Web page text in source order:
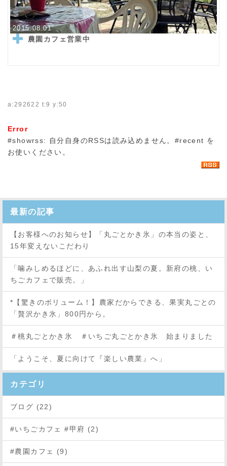
2015.08.01
農園カフェ営業中
a:292622 t:9 y:50
Error
#showrss: 自分自身のRSSは読み込めません。#recent を
お使いください。
最新の記事
【お客様へのお知らせ】「丸ごとかき氷」の本当の姿と、
15年変えないこだわり
「噛みしめるほどに、あふれ出す山梨の夏。新府の桃、い
ちごカフェで販売。」
*【驚きのボリューム！】農家だからできる、果実丸ごとの
「贅沢かき氷」800円から。
＃桃丸ごとかき氷 ＃いちご丸ごとかき氷 始まりました
「ようこそ、夏に向けて『楽しい農業』へ」
カテゴリ
ブログ (22)
#いちごカフェ #甲府 (2)
#農園カフェ (9)